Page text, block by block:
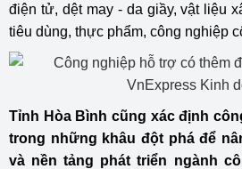
điện tử, dệt may - da giầy, vật liệu
tiêu dùng, thực phẩm, công nghiệp
Tỉnh Hòa Bình cũng xác định
trong những khâu đột phá để
và nền tảng phát triển ngành